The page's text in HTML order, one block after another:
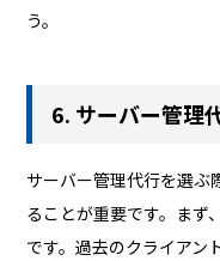
う。
6. サーバー管理
サーバー管理代行を選ぶ
ることが重要です。まず
です。過去のクライアン